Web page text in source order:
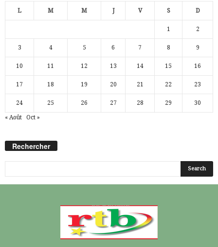
L M M J V S D
1 2
3 4 5 6 7 8 9
10 11 12 13 14 15 16
17 18 19 20 21 22 23
24 25 26 27 28 29 30
« Août Oct »
Rechercher